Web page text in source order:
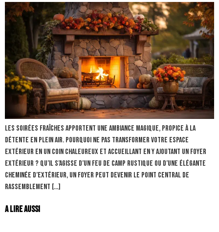
Les soirées fraîches apportent une ambiance magique, propice à la
détente en plein air. Pourquoi ne pas transformer votre espace
extérieur en un coin chaleureux et accueillant en y ajoutant un foyer
extérieur ? Qu’il s’agisse d’un feu de camp rustique ou d’une élégante
cheminée d’extérieur, un foyer peut devenir le point central de
rassemblement […]
A lire aussi